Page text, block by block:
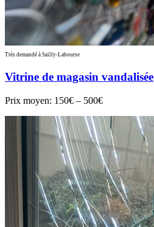
Très demandé à Sailly-Labourse
Vitrine de magasin vandalisée
Prix moyen: 150€ – 500€